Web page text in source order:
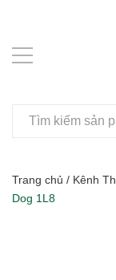
Trang chủ / Kênh
Dog 1L8